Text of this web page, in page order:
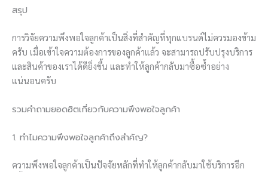
สรุป
การวิจัยความพึงพอใจลูกค้าเป็นสิ่งที่สำคัญที่ทุกแบรนด์ไม่ควรมองข้าม
ครับ เมื่อเข้าใจความต้องการของลูกค้าแล้ว จะสามารถปรับปรุงบริการ
และสินค้าของเราได้ดียิ่งขึ้น และทำให้ลูกค้ากลับมาซื้อซ้ำอย่าง
แน่นอนครับ
รวมคำถามยอดฮิตเกี่ยวกับความพึงพอใจลูกค้า
1. ทำไมความพึงพอใจลูกค้าถึงสำคัญ?
ความพึงพอใจลูกค้าเป็นปัจจัยหลักที่ทำให้ลูกค้ากลับมาใช้บริการอีก